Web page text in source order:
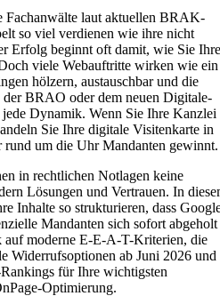
Fachanwälte laut aktuellen BRAK-
so viel verdienen wie ihre nicht
Erfolg beginnt oft damit, wie Sie Ihre
viele Webauftritte wirken wie ein
hölzern, austauschbar und die
BRAO oder dem neuen Digitale-
Dynamik. Wenn Sie Ihre Kanzlei
Sie Ihre digitale Visitenkarte in
rund um die Uhr Mandanten gewinnt.
in rechtlichen Notlagen keine
Lösungen und Vertrauen. In
Inhalte so strukturieren, dass
Mandanten sich sofort abgeholt
moderne E-E-A-T-Kriterien, die
Widerrufsoptionen ab Juni 2026 und
für Ihre wichtigsten
Optimierung.